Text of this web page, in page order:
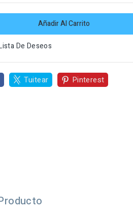
Añadir Al Carrito
De Deseos
Tuitear Pinterest